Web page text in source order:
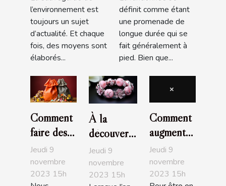
l’environnement est
toujours un sujet
d’actualité. Et chaque
fois, des moyens sont
élaborés...
définit comme étant
une promenade de
longue durée qui se
fait généralement à
pied. Bien que...
Comment
faire des
économies
en faisant
ses
Jeudi 9
novembre
2023 15h
À la
découverte
des
bracelets
Pandora
Jeudi 9
novembre
2023 15h
Comment
augmenter
la libido
féminine ?
Jeudi 9
novembre
2023 15h